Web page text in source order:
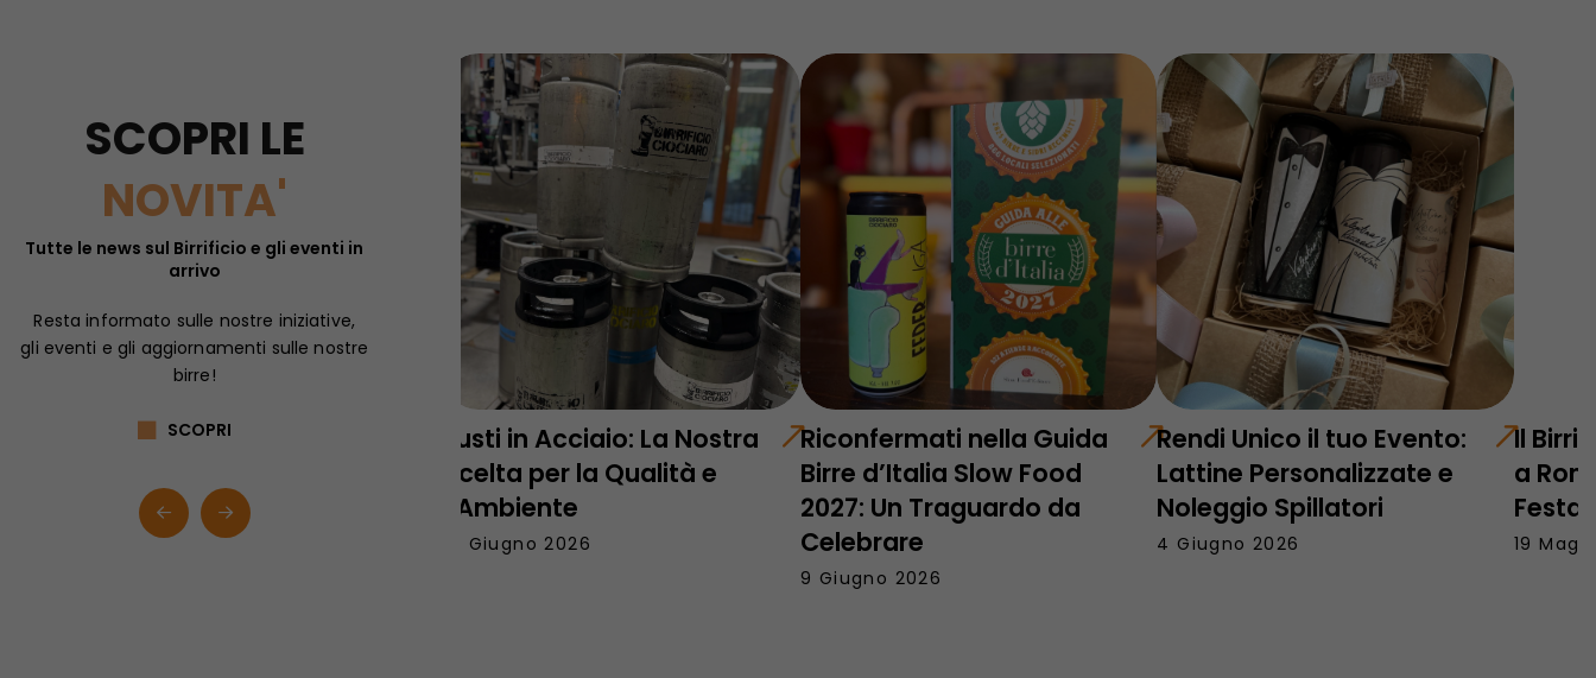
SCOPRI LE
NOVITA'
Tutte le news sul Birrificio e gli eventi in
arrivo
Resta informato sulle nostre iniziative,
gli eventi e gli aggiornamenti sulle nostre
birre!
SCOPRI
Il Birrificio Ciociaro sbarca
Festa”
19 Maggio 2026
Fusti in Acciaio: La Nostra
Scelta per la Qualità e
l’Ambiente
10 Giugno 2026
Riconfermati nella Guida
Birre d’Italia Slow Food
2027: Un Traguardo da
Celebrare
9 Giugno 2026
Rendi Unico il tuo Evento:
Lattine Personalizzate e
Noleggio Spillatori
4 Giugno 2026
Il
a
Festa”
19